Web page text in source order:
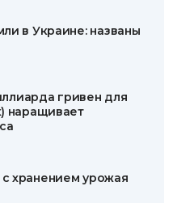
в Украине: названы
гривен для
наращивает
хранением урожая